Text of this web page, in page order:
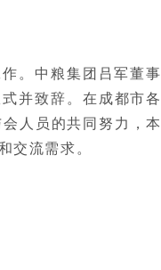
。中粮集团吕军董事
并致辞。在成都市各
人员的共同努力，本
交流需求。